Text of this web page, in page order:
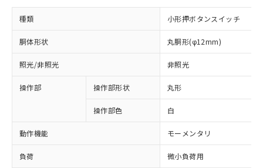
種類 小形押ボタンスイッチ
胴体形状 丸胴形(φ12mm)
照光/非照光 非照光
操作部 操作部形状 丸形
操作部色 白
動作機能 モーメンタリ
負荷 微小負荷用